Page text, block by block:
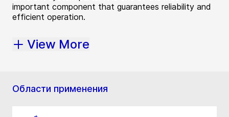
important component that guarantees reliability and
efficient operation.
View More
Области применения